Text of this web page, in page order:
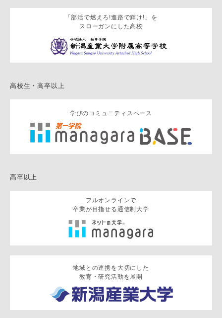
「部活で燃えろ!進路で輝け!」を
スローガンにした高校
高校生・高卒以上
学びのコミュニティスペース
高卒以上
フルオンラインで
卒業が目指せる通信制大学
地域との連携を大切にした
教育・研究活動を展開